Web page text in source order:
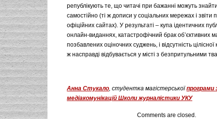
републікують те, що читачі при бажанні можуть
самостійно (ті ж дописи у соціальних мережах і звіти
офіційних сайтах). У результаті – купа ідентичних
онлайн-виданнях, катастрофічний брак об’єктивних
позбавлених оціночних суджень, і відсутність
ж насправді відбувається у місті з безпритульними
Анна Стукало, студентка магістерськоїпрограми
медіакомунікацій Школи журналістики УКУ
Comments are closed.